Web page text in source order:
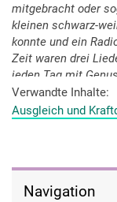
mitgebracht oder
kleinen schwarz-
konnte und ein
Zeit waren drei
jeden Tag mit
werde ich nie
Alle drei keine
die Lieder heute im
zurückversetzt und
Verwandte Inhalte
Ausgleich und
Navigation